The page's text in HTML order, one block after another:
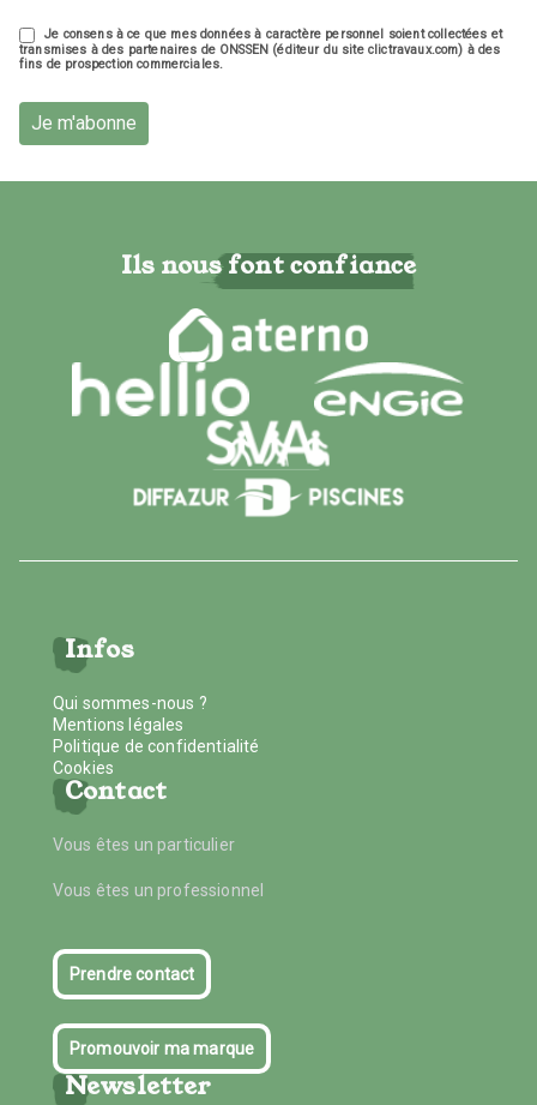
Je consens à ce que mes données à caractère personnel soient collectées et
transmises à des partenaires de ONSSEN (éditeur du site clictravaux.com) à des
fins de prospection commerciales.
Je m'abonne
Ils nous font confiance
Infos
Qui sommes-nous ?
Mentions légales
Politique de confidentialité
Cookies
Contact
Vous êtes un particulier
Vous êtes un professionnel
Prendre contact
Promouvoir ma marque
Newsletter